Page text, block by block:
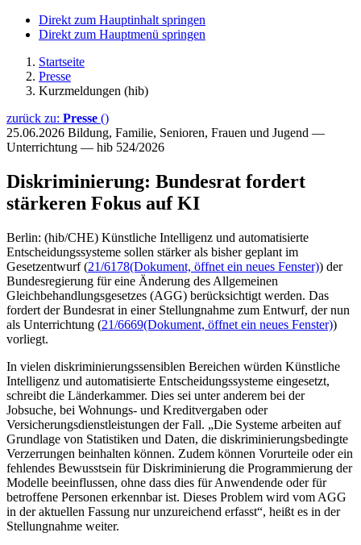
Direkt zum Hauptinhalt springen
Direkt zum Hauptmenü springen
Startseite
Presse
Kurzmeldungen (hib)
zurück zu: Presse ()
25.06.2026 Bildung, Familie, Senioren, Frauen und Jugend —
Unterrichtung — hib 524/2026
Diskriminierung: Bundesrat fordert
stärkeren Fokus auf KI
Berlin: (hib/CHE) Künstliche Intelligenz und automatisierte
Entscheidungssysteme sollen stärker als bisher geplant im
Gesetzentwurf (21/6178(Dokument, öffnet ein neues Fenster)) der
Bundesregierung für eine Änderung des Allgemeinen
Gleichbehandlungsgesetzes (AGG) berücksichtigt werden. Das
fordert der Bundesrat in einer Stellungnahme zum Entwurf, der nun
als Unterrichtung (21/6669(Dokument, öffnet ein neues Fenster))
vorliegt.
In vielen diskriminierungssensiblen Bereichen würden Künstliche
Intelligenz und automatisierte Entscheidungssysteme eingesetzt,
schreibt die Länderkammer. Dies sei unter anderem bei der
Jobsuche, bei Wohnungs- und Kreditvergaben oder
Versicherungsdienstleistungen der Fall. „Die Systeme arbeiten auf
Grundlage von Statistiken und Daten, die diskriminierungsbedingte
Verzerrungen beinhalten können. Zudem können Vorurteile oder ein
fehlendes Bewusstsein für Diskriminierung die Programmierung der
Modelle beeinflussen, ohne dass dies für Anwendende oder für
betroffene Personen erkennbar ist. Dieses Problem wird vom AGG
in der aktuellen Fassung nur unzureichend erfasst“, heißt es in der
Stellungnahme weiter.